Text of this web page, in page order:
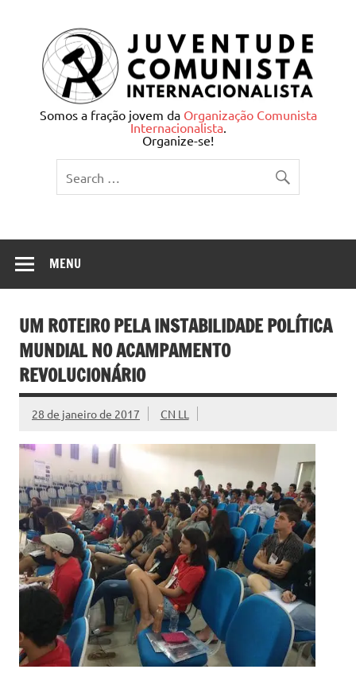
Juventude Comunista
Internacionalista
Somos a fração jovem da Organização Comunista
Internacionalista.
Organize-se!
MENU
UM ROTEIRO PELA INSTABILIDADE POLÍTICA
MUNDIAL NO ACAMPAMENTO
REVOLUCIONÁRIO
28 de janeiro de 2017 CN LL